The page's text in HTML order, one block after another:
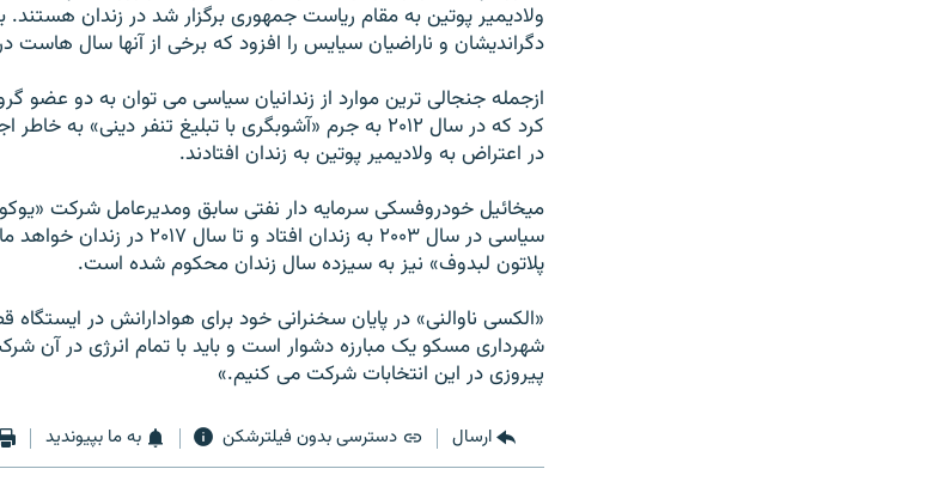
ولاديمير پوتين به مقام رياست جمهوری برگزار شد در زندان هستند.
دگرانديشان و ناراضيان سيايس را افزود که برخی از آنها سال هاست
ازجمله جنجالی ترين موارد از زندانيان سياسی می توان به دو عضو
کرد که در سال ۲۰۱۲ به جرم «آشوبگری با تبليغ تنفر دينی»
در اعتراض به ولاديمير پوتين به زندان افتادند.
ميخائيل خودروفسکی سرمايه دار نفتی سابق ومديرعامل شرکت
سياسی در سال ۲۰۰۳ به زندان
پلاتون لبدوف» نيز به سيزده سال زندان محکوم شده است.
«الکسی ناوالنی» در پايان سخنرانی خود برای هوادارانش در
شهرداری مسکو يک مبارزه دشوار است و بايد با تمام انرژی در آن
پيروزی در اين انتخابات شرکت می کنيم.»
ارسال دسترسی بدون فیلترشکن به ما بپیوندید